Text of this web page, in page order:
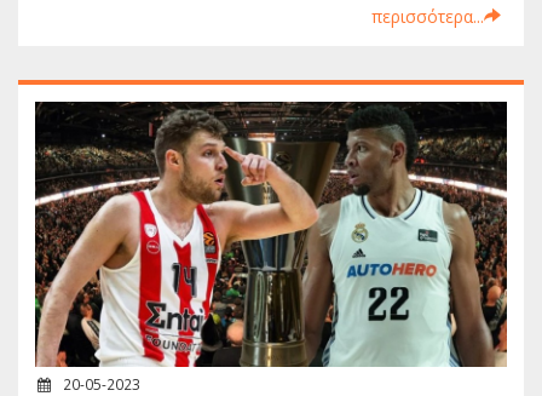
περισσότερα...
20-05-2023